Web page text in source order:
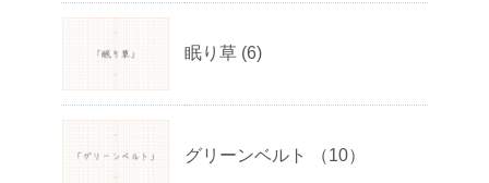
眠り草 (6)
グリーンベルト （10）